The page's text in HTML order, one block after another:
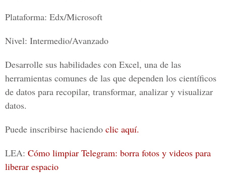
Plataforma: Edx/Microsoft
Nivel: Intermedio/Avanzado
Desarrolle sus habilidades con Excel, una de las
herramientas comunes de las que dependen los científicos
de datos para recopilar, transformar, analizar y visualizar
datos.
Puede inscribirse haciendo clic aquí.
LEA: Cómo limpiar Telegram: borra fotos y videos para
liberar espacio